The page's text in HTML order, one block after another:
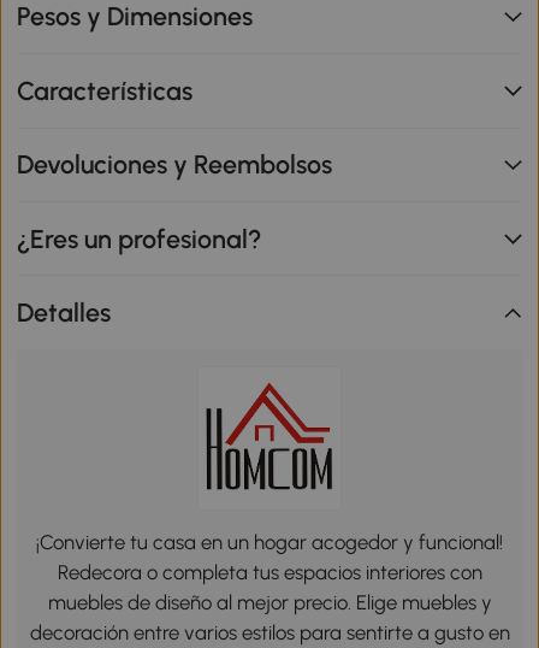
Pesos y Dimensiones
Características
Devoluciones y Reembolsos
¿Eres un profesional?
Detalles
¡Convierte tu casa en un hogar acogedor y funcional!
Redecora o completa tus espacios interiores con
muebles de diseño al mejor precio. Elige muebles y
decoración entre varios estilos para sentirte a gusto en